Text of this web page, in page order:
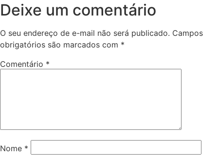
Deixe um comentário
O seu endereço de e-mail não será publicado. Campos
obrigatórios são marcados com *
Comentário *
Nome *